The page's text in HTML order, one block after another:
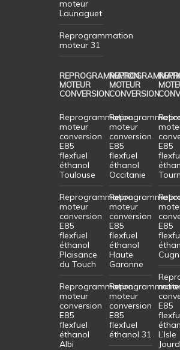
moteur
Launaguet
Reprogrammation
moteur 31
REPROGRAMMATION
MOTEUR
CONVERSION
Reprogrammation
moteur
conversion
E85
flexfuel
éthanol
Toulouse
Reprogrammation
moteur
conversion
E85
flexfuel
éthanol
Plaisance
du Touch
Reprogrammation
moteur
conversion
E85
flexfuel
éthanol
Albi
MOTEUR
CONVERSION
moteur
conversion
E85
flexfuel
éthanol
Occitanie
moteur
conversion
E85
flexfuel
éthanol
Haute
Garonne
moteur
conversion
E85
flexfuel
éthanol 31
E85
E85
E85
L’Isle